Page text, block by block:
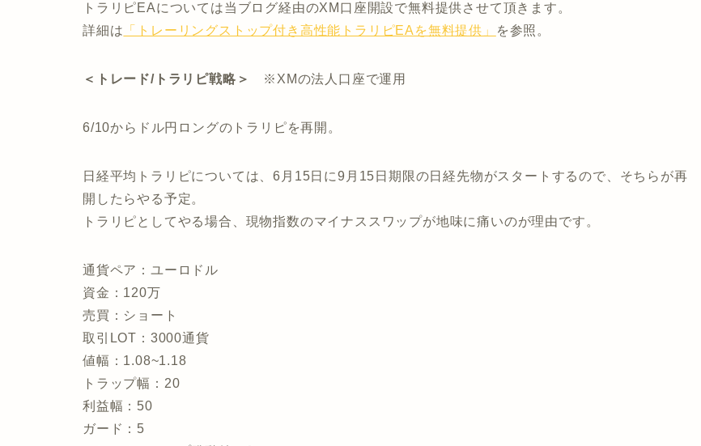
トラリピEAについては当ブログ経由のXM口座開設で無料提供させて頂きます。
詳細は 「トレーリングストップ付き高性能トラリピEAを無料提供」 を参照。
＜トレード/トラリピ戦略＞ ※XMの法人口座で運用
6/10からドル円ロングのトラリピを再開。
日経平均トラリピについては、6月15日に9月15日期限の日経先物がスタートするので、そちらが再
開したらやる予定。
トラリピとしてやる場合、現物指数のマイナススワップが地味に痛いのが理由です。
通貨ペア：ユーロドル
資金：120万
売買：ショート
取引LOT：3000通貨
値幅：1.08~1.18
トラップ幅：20
利益幅：50
ガード：5